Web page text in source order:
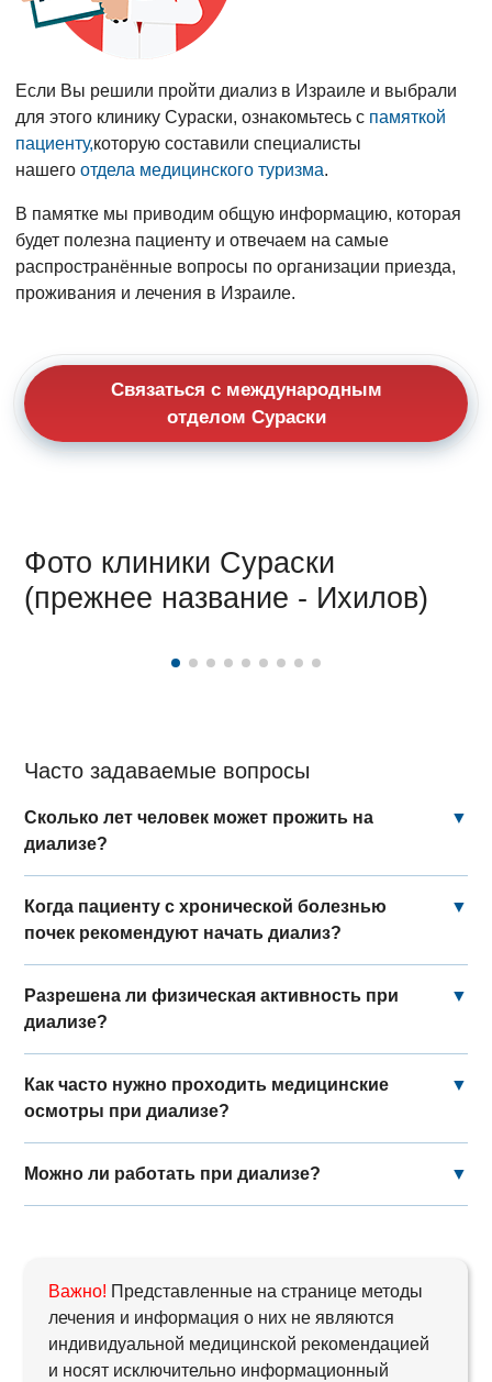
Если Вы решили пройти диализ в Израиле и выбрали
для этого клинику Сураски, ознакомьтесь с памяткой
пациенту,которую составили специалисты
нашегоотдела медицинского туризма.
В памятке мы приводим общую информацию, которая
будет полезна пациенту и отвечаем на самые
распространённые вопросы по организации приезда,
проживания и лечения в Израиле.
Связаться с международным
отделом Сураски
Фото клиники Сураски
(прежнее название - Ихилов)
Часто задаваемые вопросы
Сколько лет человек может прожить на
диализе?
▼
Когда пациенту с хронической болезнью
почек рекомендуют начать диализ?
▼
Разрешена ли физическая активность при
диализе?
▼
Как часто нужно проходить медицинские
осмотры при диализе?
▼
Можно ли работать при диализе? ▼
Важно! Представленные на странице методы
лечения и информация о них не являются
индивидуальной медицинской рекомендацией
и носят исключительно информационный